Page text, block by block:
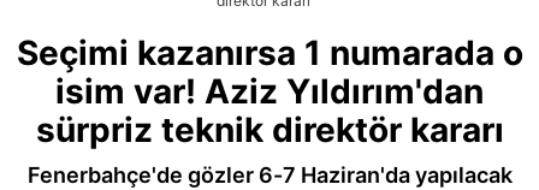
Seçimi kazanırsa 1 numarada o
isim var! Aziz Yıldırım'dan
sürpriz teknik direktör kararı
Fenerbahçe'de gözler 6-7 Haziran'da yapılacak